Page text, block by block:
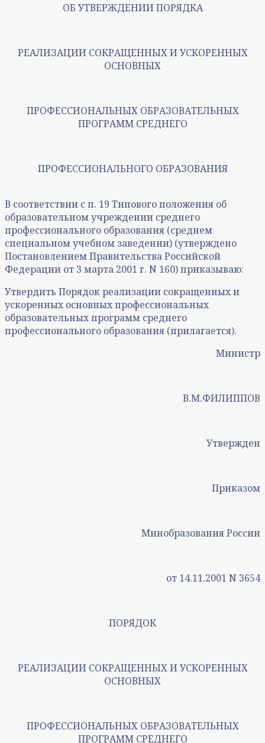
ОБ УТВЕРЖДЕНИИ ПОРЯДКА
РЕАЛИЗАЦИИ СОКРАЩЕННЫХ И УСКОРЕННЫХ
ОСНОВНЫХ
ПРОФЕССИОНАЛЬНЫХ ОБРАЗОВАТЕЛЬНЫХ
ПРОГРАММ СРЕДНЕГО
ПРОФЕССИОНАЛЬНОГО ОБРАЗОВАНИЯ
В соответствии с п. 19 Типового положения об
образовательном учреждении среднего
профессионального образования (среднем
специальном учебном заведении) (утверждено
Постановлением Правительства Российской
Федерации от 3 марта 2001 г. N 160) приказываю:
Утвердить Порядок реализации сокращенных и
ускоренных основных профессиональных
образовательных программ среднего
профессионального образования (прилагается).
Министр
В.М.ФИЛИППОВ
Утвержден
Приказом
Минобразования России
от 14.11.2001 N 3654
ПОРЯДОК
РЕАЛИЗАЦИИ СОКРАЩЕННЫХ И УСКОРЕННЫХ
ОСНОВНЫХ
ПРОФЕССИОНАЛЬНЫХ ОБРАЗОВАТЕЛЬНЫХ
ПРОГРАММ СРЕДНЕГО